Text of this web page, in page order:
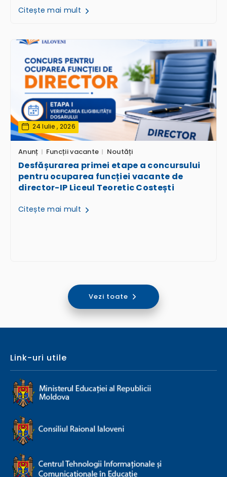
Citește mai mult
24 Iulie , 2026
Anunț Funcții vacante Noutăți
Desfășurarea primei etape a concursului
pentru ocuparea funcției vacante de
director-IP Liceul Teoretic Costești
Citește mai mult
Vezi toate
Link-uri utile